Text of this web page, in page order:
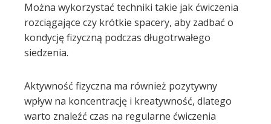
Można wykorzystać techniki takie jak ćwiczenia
rozciągające czy krótkie spacery, aby zadbać o
kondycję fizyczną podczas długotrwałego
siedzenia.
Aktywność fizyczna ma również pozytywny
wpływ na koncentrację i kreatywność, dlatego
warto znaleźć czas na regularne ćwiczenia